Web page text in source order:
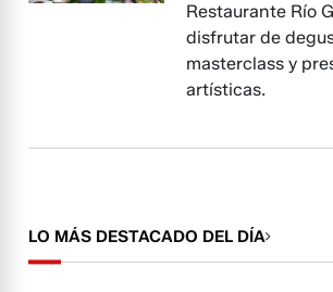
Restaurante Río
disfrutar de
masterclass y
artísticas.
LO MÁS DESTACADO DEL DÍA